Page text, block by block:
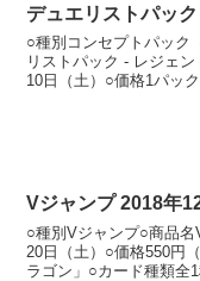
デュエリストパッ
○種別コンセプトパッ
リストパック - レジェ
10日（土）○価格1パッ
Vジャンプ 2018年
○種別Vジャンプ○商品名
20日（土）○価格550円
ラゴン」○カード種類全